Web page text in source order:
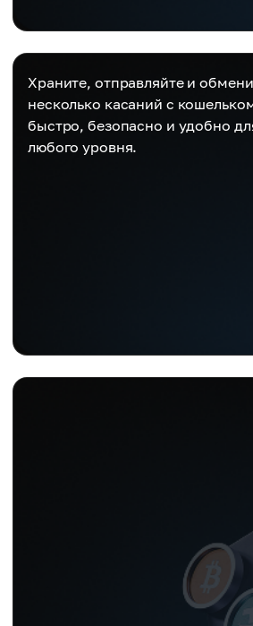
Храните, отправляйте и
несколько касаний с
быстро, безопасно и удобно
любого уровня.